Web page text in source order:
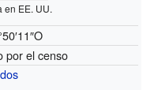
en EE. UU.
por el censo